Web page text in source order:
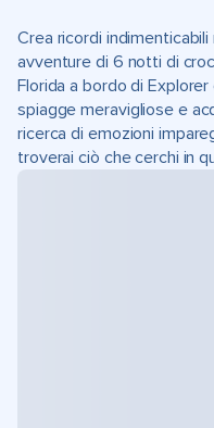
Crea ricordi
avventure di 6 notti di
Florida a bordo di
spiagge meravigliose e
ricerca di emozioni
troverai ciò che cerchi in